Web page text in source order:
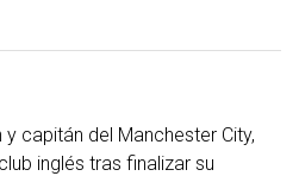
capitán del Manchester City,
inglés tras finalizar su